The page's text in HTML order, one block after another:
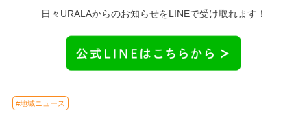
日々URALAからのお知らせをLINEで受け取れます！
#地域ニュース